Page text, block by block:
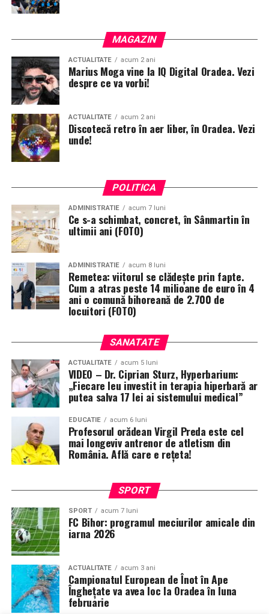
MAGAZIN
ACTUALITATE acum 2 ani
Marius Moga vine la IQ Digital Oradea. Vezi
despre ce va vorbi!
ACTUALITATE acum 2 ani
Discotecă retro în aer liber, în Oradea. Vezi
unde!
POLITICA
ADMINISTRATIE acum 7 luni
Ce s-a schimbat, concret, în Sânmartin în
ultimii ani (FOTO)
ADMINISTRATIE acum 8 luni
Remetea: viitorul se clădește prin fapte.
Cum a atras peste 14 milioane de euro în 4
ani o comună bihoreană de 2.700 de
locuitori (FOTO)
SANATATE
ACTUALITATE acum 5 luni
VIDEO – Dr. Ciprian Sturz, Hyperbarium:
„Fiecare leu investit in terapia hiperbară ar
putea salva 17 lei ai sistemului medical”
EDUCATIE acum 6 luni
Profesorul orădean Virgil Preda este cel
mai longeviv antrenor de atletism din
România. Află care e rețeta!
SPORT
SPORT acum 7 luni
FC Bihor: programul meciurilor amicale din
iarna 2026
ACTUALITATE acum 3 ani
Campionatul European de Înot în Ape
Înghețate va avea loc la Oradea în luna
februarie